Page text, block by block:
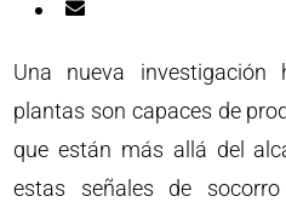
Una nueva
plantas son capaces de
que están más allá del
estas señales de